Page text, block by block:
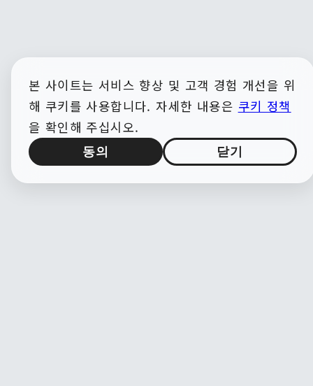
본 사이트는 서비스 향상 및 고객 경험 개선을 위
해 쿠키를 사용합니다. 자세한 내용은 쿠키 정책
을 확인해 주십시오.
동의 닫기